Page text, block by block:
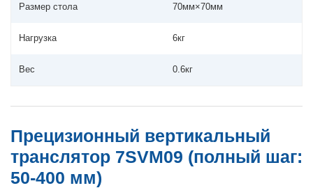
Размер стола 70мм×70мм
Нагрузка 6кг
Вес 0.6кг
Прецизионный вертикальный
транслятор 7SVM09 (полный шаг:
50-400 мм)